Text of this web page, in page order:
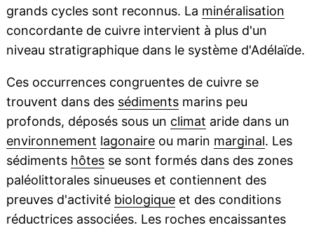
grands cycles sont reconnus. La minéralisation
concordante de cuivre intervient à plus d'un
niveau stratigraphique dans le système d'Adélaïde.
Ces occurrences congruentes de cuivre se
trouvent dans des sédimentsmarins peu
profonds, déposés sous un climat aride dans un
environnement lagonaireou marin marginal. Les
sédiments hôtesse sont formés dans des zones
paléolittorales sinueuses et contiennent des
preuves d'activité biologiqueet des conditions
réductrices associées. Les roches encaissantes